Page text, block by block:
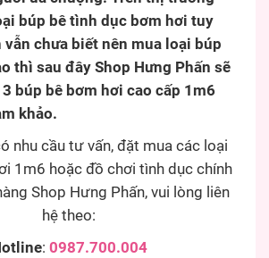
búp bê tình dục bơm hơi tuy
vẫn chưa biết nên mua loại búp
thì sau đây Shop Hưng Phấn sẽ
búp bê bơm hơi cao cấp 1m6
khảo.
nhu cầu tư vấn, đặt mua các loại
1m6 hoặc đồ chơi tình dục chính
Shop Hưng Phấn, vui lòng liên
hệ theo:
: 0987.700.004